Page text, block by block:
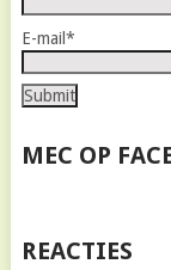
E-mail*
MEC OP
REACTIES